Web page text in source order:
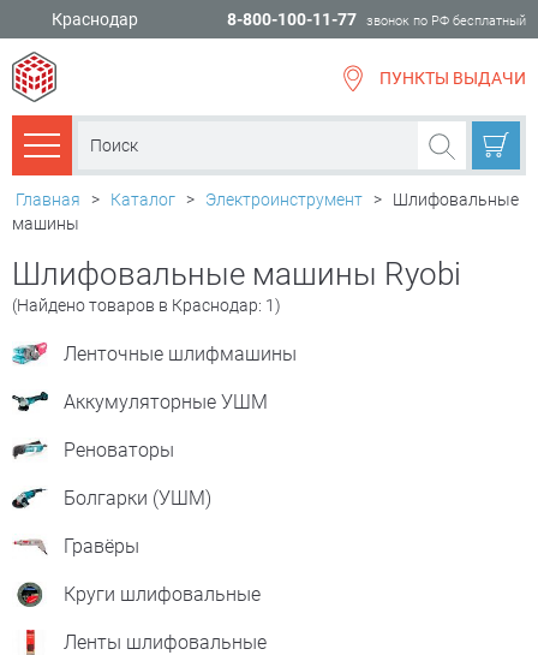
Краснодар 8-800-100-11-77 звонок по РФ бесплатный
ПУНКТЫ ВЫДАЧИ
Каталог товаров
Главная > Каталог > Электроинструмент >
Шлифовальные
машины
Шлифовальные машины Ryobi
(Найдено товаров в Краснодар: 1)
Ленточные шлифмашины
Аккумуляторные УШМ
Реноваторы
Болгарки (УШМ)
Гравёры
Круги шлифовальные
Ленты шлифовальные